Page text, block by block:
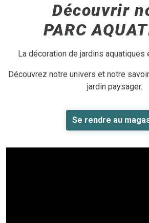
Découvrir
PARC
La décoration de jardins aquatiques
Découvrez notre univers et notre
jardin paysager.
Se rendre au